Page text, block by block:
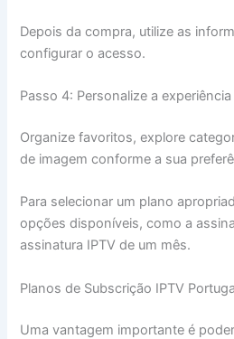
Depois da compra, utilize as
configurar o acesso.
Passo 4: Personalize a experiência
Organize favoritos, explore
de imagem conforme a sua
Para selecionar um plano
opções disponíveis, como a
assinatura IPTV de um mês.
Planos de Subscrição IPTV
Uma vantagem importante é